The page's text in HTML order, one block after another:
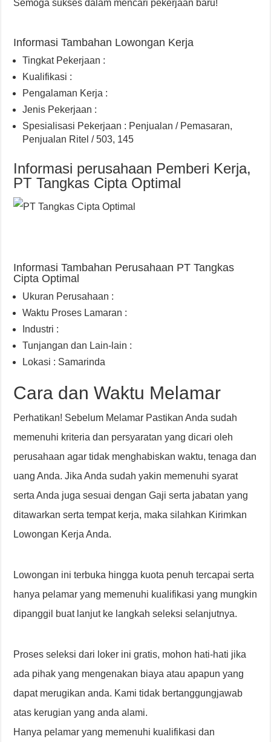
Semoga sukses dalam mencari pekerjaan baru!
Informasi Tambahan Lowongan Kerja
Tingkat Pekerjaan :
Kualifikasi :
Pengalaman Kerja :
Jenis Pekerjaan :
Spesialisasi Pekerjaan : Penjualan / Pemasaran,
Penjualan Ritel / 503, 145
Informasi perusahaan Pemberi Kerja,
PT Tangkas Cipta Optimal
Informasi Tambahan Perusahaan PT Tangkas
Cipta Optimal
Ukuran Perusahaan :
Waktu Proses Lamaran :
Industri :
Tunjangan dan Lain-lain :
Lokasi : Samarinda
Cara dan Waktu Melamar
Perhatikan! Sebelum Melamar Pastikan Anda sudah
memenuhi kriteria dan persyaratan yang dicari oleh
perusahaan agar tidak menghabiskan waktu, tenaga dan
uang Anda. Jika Anda sudah yakin memenuhi syarat
serta Anda juga sesuai dengan Gaji serta jabatan yang
ditawarkan serta tempat kerja, maka silahkan Kirimkan
Lowongan Kerja Anda.
Lowongan ini terbuka hingga kuota penuh tercapai serta
hanya pelamar yang memenuhi kualifikasi yang mungkin
dipanggil buat lanjut ke langkah seleksi selanjutnya.
Proses seleksi dari loker ini gratis, mohon hati-hati jika
ada pihak yang mengenakan biaya atau apapun yang
dapat merugikan anda. Kami tidak bertanggungjawab
atas kerugian yang anda alami.
Hanya pelamar yang memenuhi kualifikasi dan